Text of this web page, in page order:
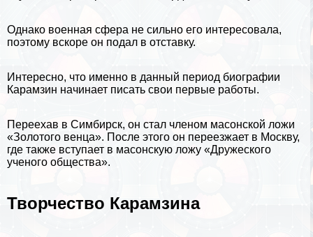
Однако военная сфера не сильно его интересовала,
поэтому вскоре он подал в отставку.
Интересно, что именно в данный период биографии
Карамзин начинает писать свои первые работы.
Переехав в Симбирск, он стал члeном масонской ложи
«Золотого венца». После этого он переезжает в Москву,
где также вступает в масонскую ложу «Дружеского
ученого общества».
Творчество Карамзина